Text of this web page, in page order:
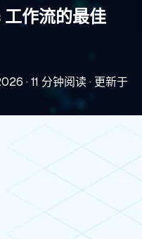
作流的最佳
·11 分钟阅读· 更新于